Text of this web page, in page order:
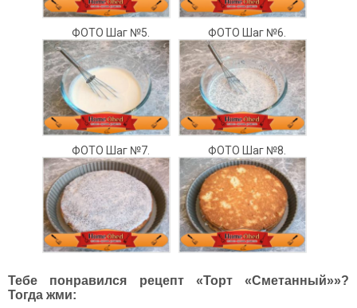
ФОТО Шаг №5. ФОТО Шаг №6.
ФОТО Шаг №7. ФОТО Шаг №8.
Тебе понравился рецепт «Торт «Сметанный»»?
Тогда жми: